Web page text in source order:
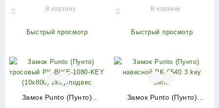
В корзину
Быстрый просмотр
В корзину
Быстрый просмотр
Замок Punto (Пунто)
Замок Punto (Пунто)